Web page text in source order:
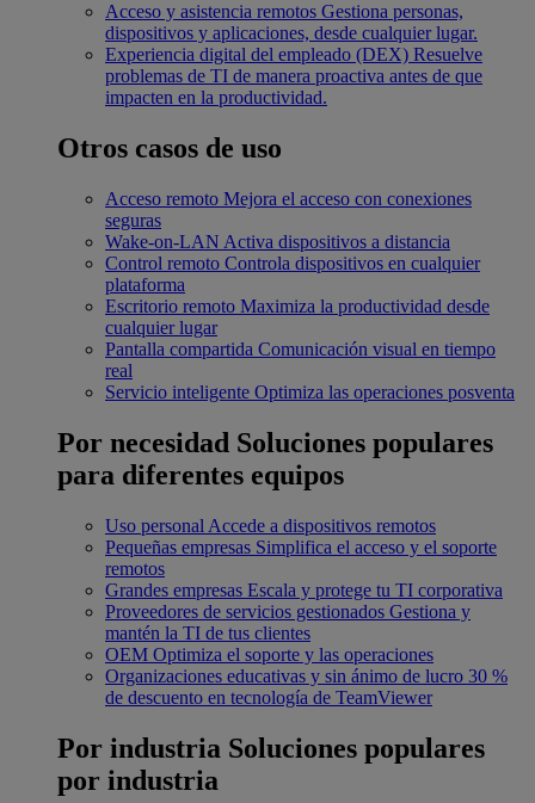
Acceso y asistencia remotos Gestiona personas,
dispositivos y aplicaciones, desde cualquier lugar.
Experiencia digital del empleado (DEX) Resuelve
problemas de TI de manera proactiva antes de que
impacten en la productividad.
Otros casos de uso
Acceso remoto Mejora el acceso con conexiones
seguras
Wake-on-LAN Activa dispositivos a distancia
Control remoto Controla dispositivos en cualquier
plataforma
Escritorio remoto Maximiza la productividad desde
cualquier lugar
Pantalla compartida Comunicación visual en tiempo
real
Servicio inteligente Optimiza las operaciones posventa
Por necesidad Soluciones populares
para diferentes equipos
Uso personal Accede a dispositivos remotos
Pequeñas empresas Simplifica el acceso y el soporte
remotos
Grandes empresas Escala y protege tu TI corporativa
Proveedores de servicios gestionados Gestiona y
mantén la TI de tus clientes
OEM Optimiza el soporte y las operaciones
Organizaciones educativas y sin ánimo de lucro 30 %
de descuento en tecnología de TeamViewer
Por industria Soluciones populares
por industria